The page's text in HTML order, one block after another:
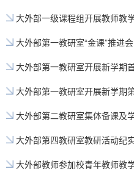
大外部一级课程组开展教师教
大外部第一教研室“金课”推进会
大外部第一教研室开展新学期
大外部第一教研室开展新学期
大外部第二教研室集体备课及
大外部第四教研室教研活动纪
大外部教师参加校青年教师教